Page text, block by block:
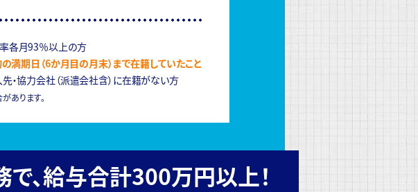
各月93％以上の方
期日（6か月目の月末）まで在籍していたこと
・協力会社（派遣会社含）に在籍がない方
あります。
、給与合計300万円以上！